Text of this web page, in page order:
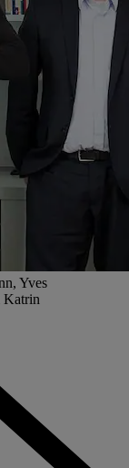
Yves
Katrin